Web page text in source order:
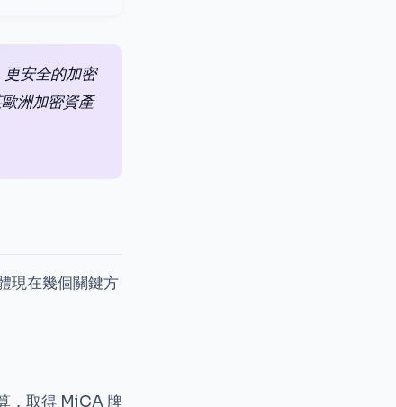
安全的加密
洲加密資產
現在幾個關鍵方
，取得 MiCA 牌